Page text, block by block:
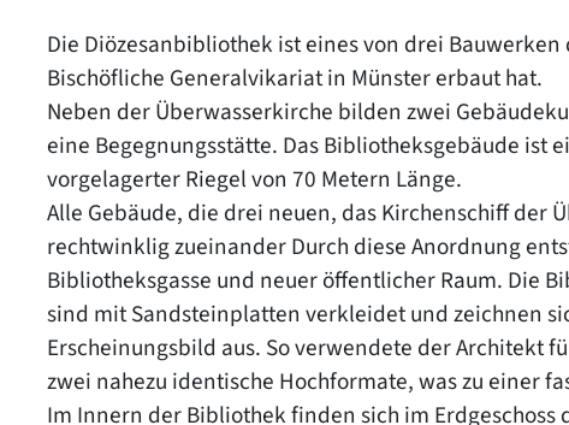
Die Diözesanbibliothek ist eines von drei
Bischöfliche Generalvikariat in Münster erbaut hat.
Neben der Überwasserkirche bilden zwei
eine Begegnungsstätte. Das Bibliotheksgebäude ist
vorgelagerter Riegel von 70 Metern Länge.
Alle Gebäude, die drei neuen, das Kirchenschiff der
rechtwinklig zueinander Durch diese Anordnung
Bibliotheksgasse und neuer öffentlicher Raum. Die
sind mit Sandsteinplatten verkleidet und zeichnen
Erscheinungsbild aus. So verwendete der Architekt
zwei nahezu identische Hochformate, was zu einer
Im Innern der Bibliothek finden sich im